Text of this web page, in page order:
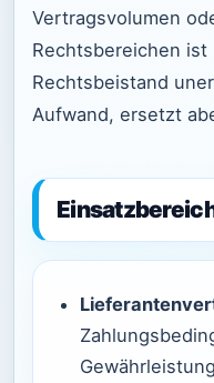
Vertragsvolumen
Rechtsbereichen
Rechtsbeistand
Aufwand, ersetzt